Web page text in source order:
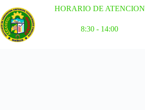
HORARIO DE ATENCION
8:30 - 14:00